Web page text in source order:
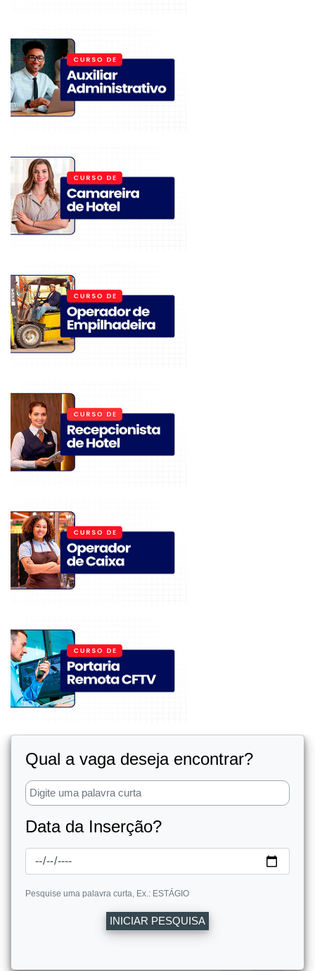
Qual a vaga deseja encontrar?
Data da Inserção?
Pesquise uma palavra curta, Ex.: ESTÁGIO